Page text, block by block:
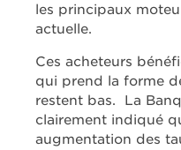
les principaux
actuelle.
Ces acheteurs
qui prend la forme
restent bas. La
clairement indiqué
augmentation des